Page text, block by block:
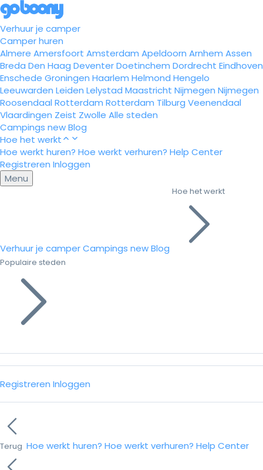
Verhuur je camper
Camper huren
Almere Amersfoort Amsterdam Apeldoorn Arnhem Assen
Breda Den Haag DeventerDoetinchem Dordrecht Eindhoven
Enschede Groningen Haarlem Helmond Hengelo
Leeuwarden Leiden Lelystad Maastricht Nijmegen Nijmegen
Roosendaal Rotterdam Rotterdam Tilburg Veenendaal
Vlaardingen Zeist Zwolle Alle steden
Campings newBlog
Hoe het werkt
Hoe werkt huren? Hoe werkt verhuren? Help Center
Registreren Inloggen
Menu
Verhuur je camperCampings newBlog
Hoe het werkt
Populaire steden
Registreren Inloggen
Terug Hoe werkt huren? Hoe werkt verhuren? Help Center